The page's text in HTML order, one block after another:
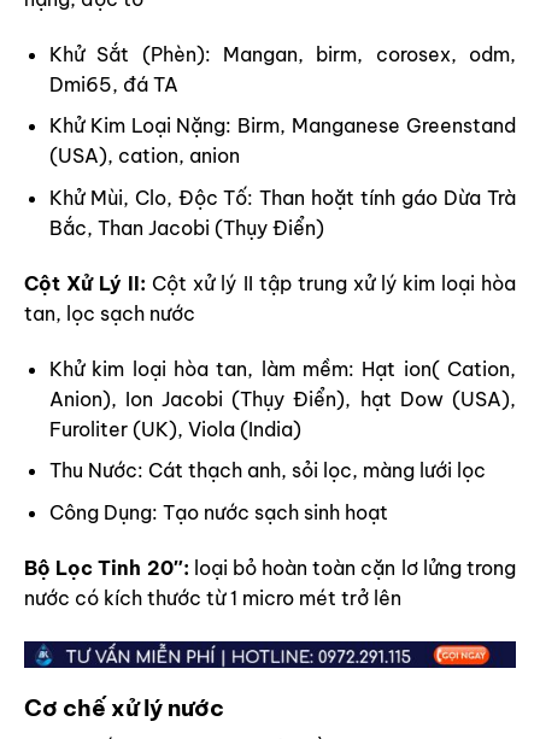
Khử Sắt (Phèn): Mangan, birm, corosex, odm,
Dmi65, đá TA
Khử Kim Loại Nặng: Birm, Manganese Greenstand
(USA), cation, anion
Khử Mùi, Clo, Độc Tố: Than hoặt tính gáo Dừa Trà
Bắc, Than Jacobi (Thụy Điển)
Cột Xử Lý II: Cột xử lý II tập trung xử lý kim loại hòa
tan, lọc sạch nước
Khử kim loại hòa tan, làm mềm: Hạt ion( Cation,
Anion), Ion Jacobi (Thụy Điển), hạt Dow (USA),
Furoliter (UK), Viola (India)
Thu Nước: Cát thạch anh, sỏi lọc, màng lưới lọc
Công Dụng: Tạo nước sạch sinh hoạt
Bộ Lọc Tinh 20″: loại bỏ hoàn toàn cặn lơ lửng trong
nước có kích thước từ 1 micro mét trở lên
Cơ chế xử lý nước